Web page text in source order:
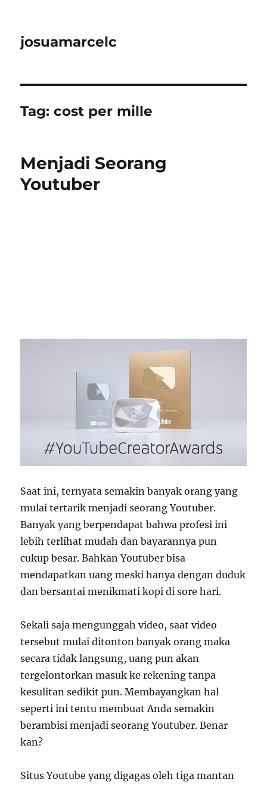
josuamarcelc
Tag:cost per mille
Menjadi Seorang
Youtuber
Saat ini, ternyata semakin banyak orang yang
mulai tertarik menjadi seorang Youtuber.
Banyak yang berpendapat bahwa profesi ini
lebih terlihat mudah dan bayarannya pun
cukup besar. Bahkan Youtuber bisa
mendapatkan uang meski hanya dengan duduk
dan bersantai menikmati kopi di sore hari.
Sekali saja mengunggah video, saat video
tersebut mulai ditonton banyak orang maka
secara tidak langsung, uang pun akan
tergelontorkan masuk ke rekening tanpa
kesulitan sedikit pun. Membayangkan hal
seperti ini tentu membuat Anda semakin
berambisi menjadi seorang Youtuber. Benar
kan?
Situs Youtube yang digagas oleh tiga mantan